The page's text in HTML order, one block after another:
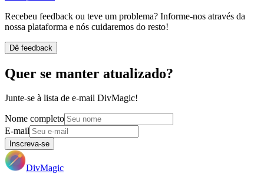
Recebeu feedback ou teve um problema? Informe-nos através da
nossa plataforma e nós cuidaremos do resto!
Dê feedback
Quer se manter atualizado?
Junte-se à lista de e-mail DivMagic!
Nome completo
E-mail
Inscreva-se
DivMagic